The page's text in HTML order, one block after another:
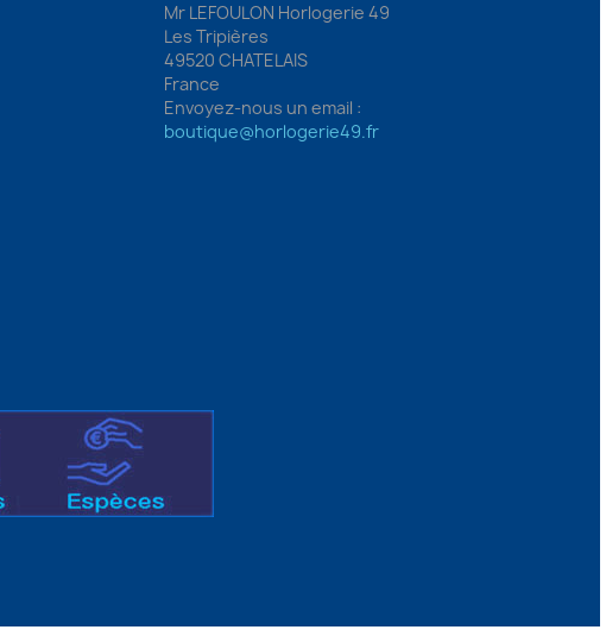
Mr LEFOULON Horlogerie 49
Les Tripières
49520 CHATELAIS
France
Envoyez-nous un email :
boutique@horlogerie49.fr